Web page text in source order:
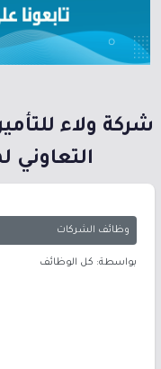
شركة ولاء
وظائف الشركات
بواسطة: كل الوظائف